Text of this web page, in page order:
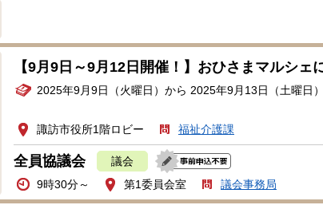
【9月9日～9月12日開催！】おひさまマルシェ
2025年9月9日（火曜日）から 2025年9月13日（土曜日
諏訪市役所1階ロビー
福祉介護課
全員協議会
議会
9時30分～
第1委員会室 議会事務局